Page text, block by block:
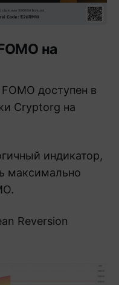
на
доступен в
Cryptorg на
индикатор,
максимально
Reversion